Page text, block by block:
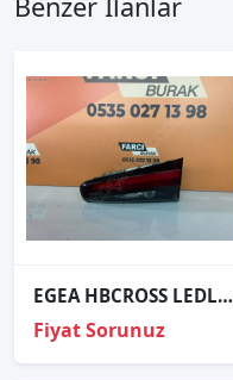
EGEA HBCROSS LEDLİ SAĞ İÇ STOP ORJİNAL
Fiyat Sorunuz